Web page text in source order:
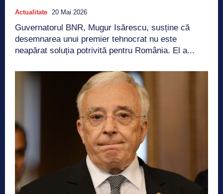
Actualitate 20 Mai 2026
Guvernatorul BNR, Mugur Isărescu, susține că
desemnarea unui premier tehnocrat nu este
neapărat soluția potrivită pentru România. El a...